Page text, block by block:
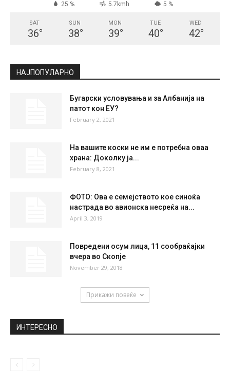
25 % 5.7kmh 5 %
SAT
36°
SUN
38°
MON
39°
TUE
40°
WED
42°
НАЈПОПУЛАРНО
Бугарски условувања и за Албанија на
патот кон ЕУ?
February 2, 2021
На вашите коски не им е потребна оваа
храна: Доколку ја...
February 8, 2021
ФОТО: Ова е семејството кое синоќа
настрада во авионска несреќа на...
April 3, 2019
Повредени осум лица, 11 сообраќајки
вчера во Скопје
November 29, 2018
Прикажи повеќе
ИНТЕРЕСНО